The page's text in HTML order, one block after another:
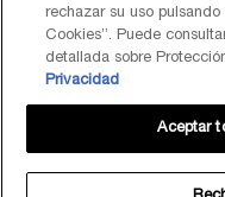
©
Black Friday
rechazar su uso
Cookies”. Puede
detallada sobre
Privacidad
Aceptar